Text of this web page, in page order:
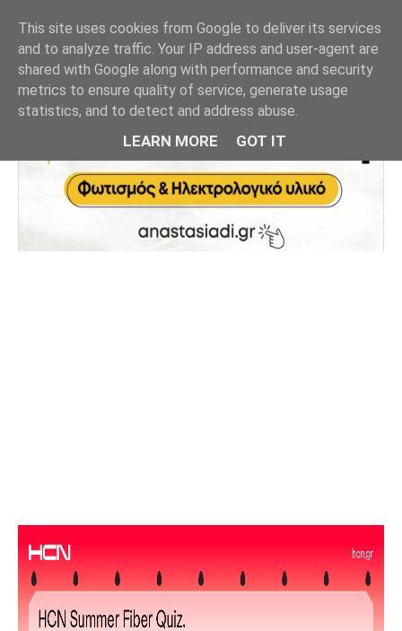
This site uses cookies from Google to deliver its services
and to analyze traffic. Your IP address and user-agent are
shared with Google along with performance and security
metrics to ensure quality of service, generate usage
statistics, and to detect and address abuse.
LEARN MORE GOT IT